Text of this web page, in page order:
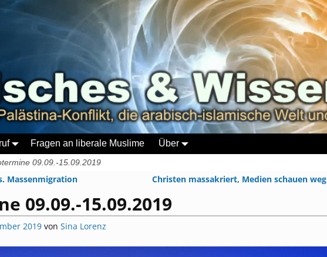
Fragen an liberale Muslime Über
09.09.-15.09.2019
Massenmigration Christen massakriert, Medien schauen weg
09.09.-15.09.2019
2019 von Sina Lorenz